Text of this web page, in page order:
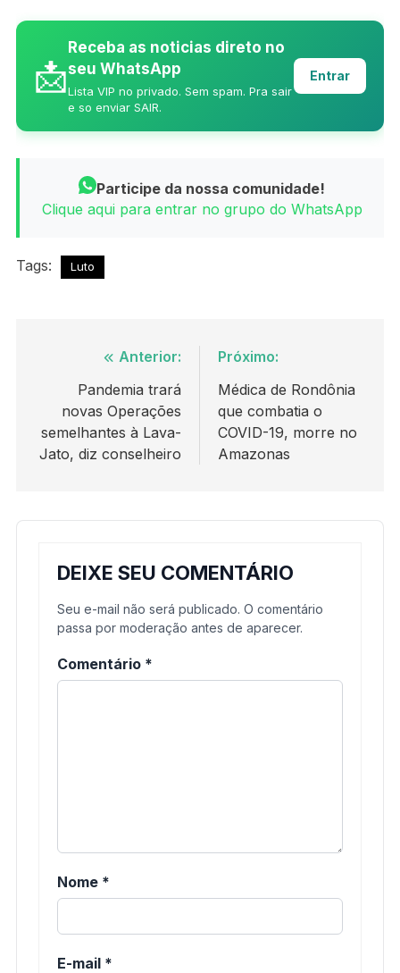
📩
Receba as noticias direto no
seu WhatsApp
Lista VIP no privado. Sem spam. Pra sair
e so enviar SAIR.
Entrar
Participe da nossa comunidade!
Clique aqui para entrar no grupo do WhatsApp
Tags: Luto
Navegação
Post
Anterior:
Pandemia trará
novas Operações
semelhantes à Lava-
Jato, diz conselheiro
Próximo:
Médica de Rondônia
que combatia o
COVID-19, morre no
Amazonas
DEIXE SEU COMENTÁRIO
Seu e-mail não será publicado. O comentário
passa por moderação antes de aparecer.
Comentário *
Nome *
E-mail *